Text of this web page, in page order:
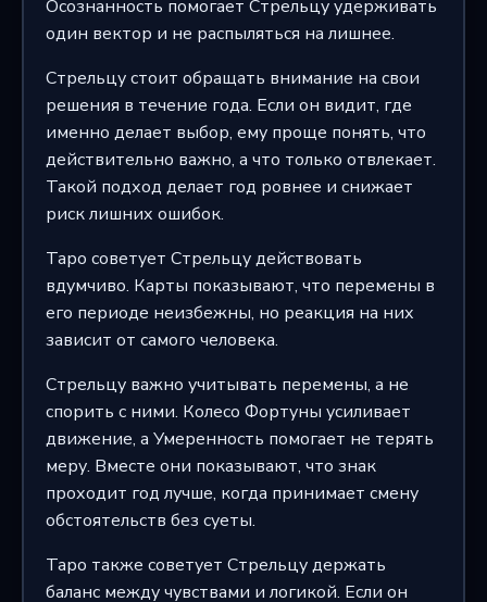
Осознанность помогает Стрельцу удерживать
один вектор и не распыляться на лишнее.
Стрельцу стоит обращать внимание на свои
решения в течение года. Если он видит, где
именно делает выбор, ему проще понять, что
действительно важно, а что только отвлекает.
Такой подход делает год ровнее и снижает
риск лишних ошибок.
Таро советует Стрельцу действовать
вдумчиво. Карты показывают, что перемены в
его периоде неизбежны, но реакция на них
зависит от самого человека.
Стрельцу важно учитывать перемены, а не
спорить с ними. Колесо Фортуны усиливает
движение, а Умеренность помогает не терять
меру. Вместе они показывают, что знак
проходит год лучше, когда принимает смену
обстоятельств без суеты.
Таро также советует Стрельцу держать
баланс между чувствами и логикой. Если он